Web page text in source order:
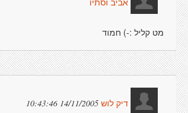
אביב וסתיו
מט קליל :-) חמוד
דיק לוש 14/11/2005 10:43:46